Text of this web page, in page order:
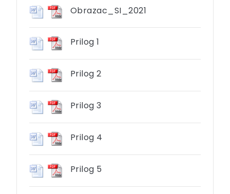
Obrazac_SI_2021
Prilog 1
Prilog 2
Prilog 3
Prilog 4
Prilog 5